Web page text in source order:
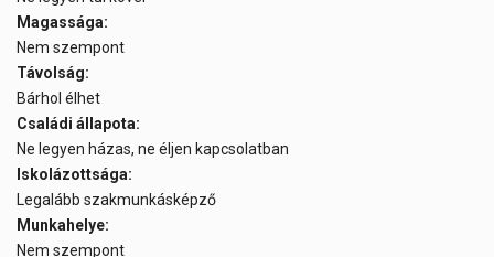
Magassága:
Nem szempont
Távolság:
Bárhol élhet
Családi állapota:
Ne legyen házas, ne éljen kapcsolatban
Iskolázottsága:
Legalább szakmunkásképző
Munkahelye:
Nem szempont